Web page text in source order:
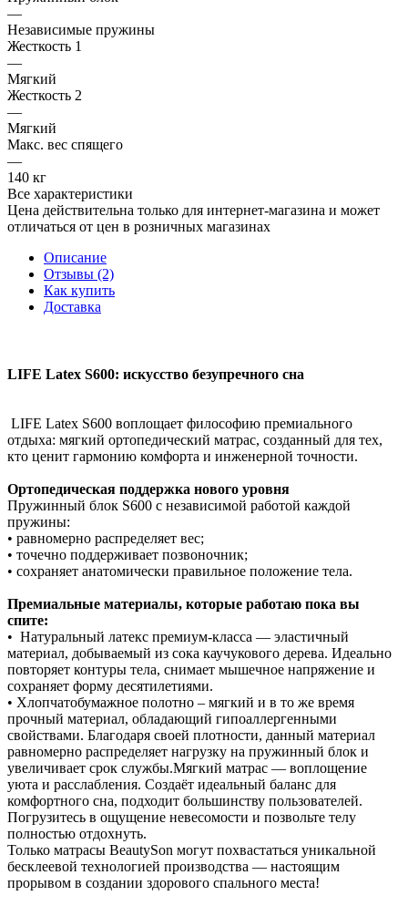
—
Независимые пружины
Жесткость 1
—
Мягкий
Жесткость 2
—
Мягкий
Макс. вес спящего
—
140 кг
Все характеристики
Цена действительна только для интернет-магазина и может
отличаться от цен в розничных магазинах
Описание
Отзывы (2)
Как купить
Доставка
LIFE Latex S600: искусство безупречного сна
LIFE Latex S600 воплощает философию премиального
отдыха: мягкий ортопедический матрас, созданный для тех,
кто ценит гармонию комфорта и инженерной точности.
Ортопедическая поддержка нового уровня
Пружинный блок S600 с независимой работой каждой
пружины:
• равномерно распределяет вес;
• точечно поддерживает позвоночник;
• сохраняет анатомически правильное положение тела.
Премиальные материалы, которые работаю пока вы
спите:
• Натуральный латекс премиум‑класса — эластичный
материал, добываемый из сока каучукового дерева. Идеально
повторяет контуры тела, снимает мышечное напряжение и
сохраняет форму десятилетиями.
• Хлопчатобумажное полотно – мягкий и в то же время
прочный материал, обладающий гипоаллергенными
свойствами. Благодаря своей плотности, данный материал
равномерно распределяет нагрузку на пружинный блок и
увеличивает срок службы.Мягкий матрас — воплощение
уюта и расслабления. Создаёт идеальный баланс для
комфортного сна, подходит большинству пользователей.
Погрузитесь в ощущение невесомости и позвольте телу
полностью отдохнуть.
Только матрасы BeautySon могут похвастаться уникальной
бесклеевой технологией производства — настоящим
прорывом в создании здорового спального места!